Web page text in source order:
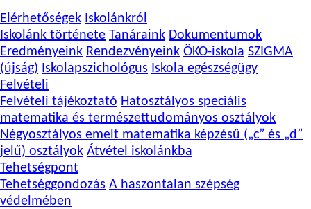
Elérhetőségek Iskolánkról
Iskolánk története Tanáraink Dokumentumok
Eredményeink Rendezvényeink ÖKO-iskola SZIGMA
(újság) Iskolapszichológus Iskola egészségügy
Felvételi
Felvételi tájékoztató Hatosztályos speciális
matematika és természettudományos osztályok
Négyosztályos emelt matematika képzésű („c” és „d”
jelű) osztályok Átvétel iskolánkba
Tehetségpont
Tehetséggondozás A haszontalan szépség
védelmében